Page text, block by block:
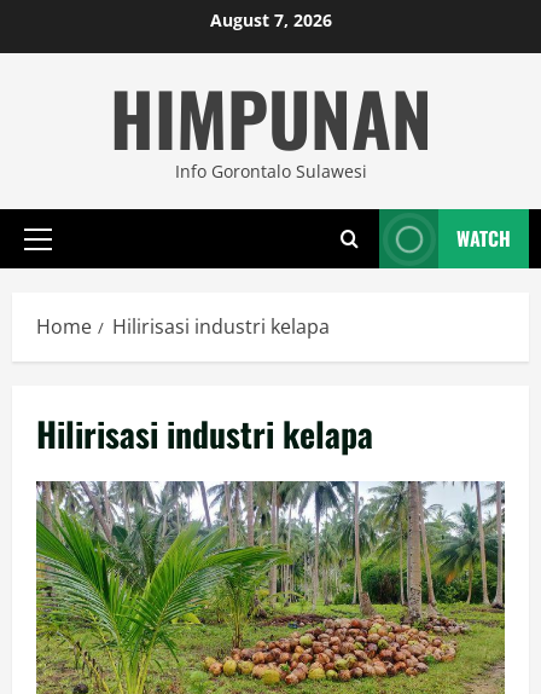
to
August 7, 2026
HIMPUNAN
Info Gorontalo Sulawesi
Primary
WATCH
Home Hilirisasi industri kelapa
Hilirisasi industri kelapa